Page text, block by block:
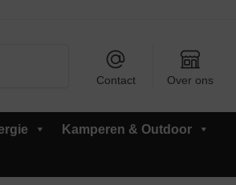
Contact Over ons
Kamperen & Outdoor